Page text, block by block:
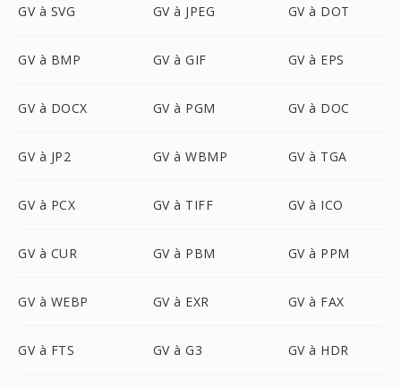
GV à SVG GV à JPEG GV à DOT
GV à BMP GV à GIF GV à EPS
GV à DOCX GV à PGM GV à DOC
GV à JP2 GV à WBMP GV à TGA
GV à PCX GV à TIFF GV à ICO
GV à CUR GV à PBM GV à PPM
GV à WEBP GV à EXR GV à FAX
GV à FTS GV à G3 GV à HDR